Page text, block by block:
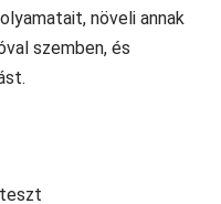
növeli annak
szemben, és